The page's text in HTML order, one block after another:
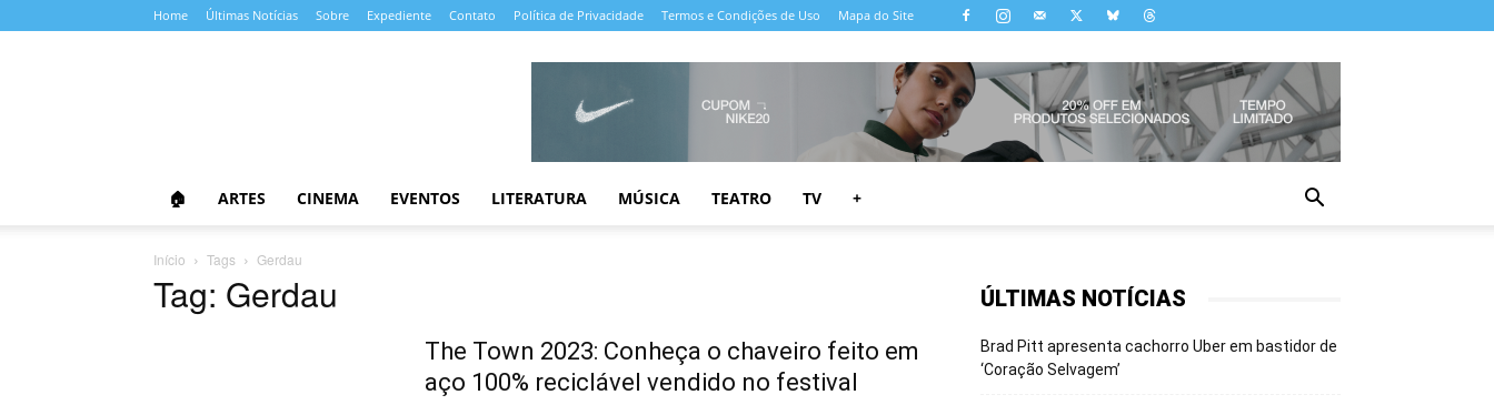
Home Últimas Notícias Sobre Expediente Contato Política de Privacidade Termos e Condições de Uso Mapa do Site
🏠 ARTES CINEMA EVENTOS LITERATURA MÚSICA TEATRO TV +
Início Tags Gerdau
Tag: Gerdau
The Town 2023: Conheça o chaveiro feito em
aço 100% reciclável vendido no festival
ÚLTIMAS NOTÍCIAS
Brad Pitt apresenta cachorro Uber em bastidor de
‘Coração Selvagem’